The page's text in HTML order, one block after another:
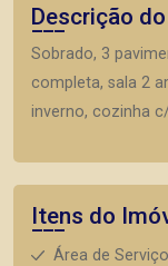
Descrição
Sobrado, 3
completa, sala 2
inverno, cozinha
Itens do
Área de Serviço